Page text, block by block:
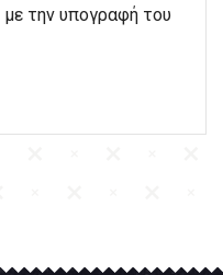
την υπογραφή του